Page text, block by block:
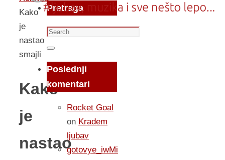
Kako
je
nastao
smajli
Kako
je
nastao
Pretraga
Search
for:
Search
Poslednji
komentari
Rocket Goal
on Kradem
ljubav
gotovye_iwMi